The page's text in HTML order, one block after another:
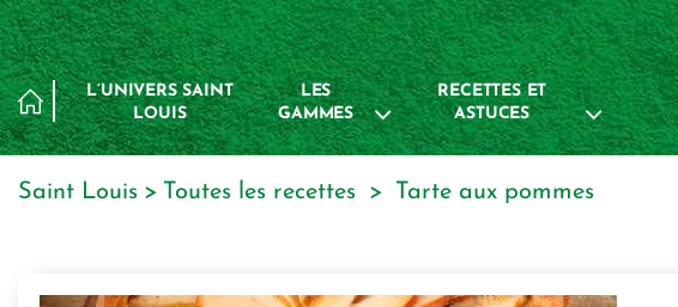
L’UNIVERS SAINT
LOUIS
LES
GAMMES
RECETTES ET
ASTUCES
Saint Louis toutes les recettes tarte aux pommes
Panneau de gestion des cookies